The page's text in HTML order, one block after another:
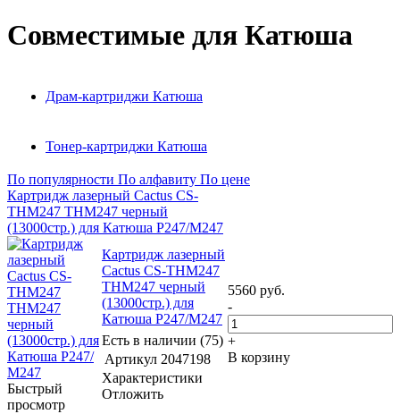
Совместимые для Катюша
Драм-картриджи Катюша
Тонер-картриджи Катюша
По популярности По алфавиту По цене
Картридж лазерный Cactus CS-
THM247 THM247 черный
(13000стр.) для Катюша Р247/М247
Быстрый
просмотр
Картридж лазерный
Cactus CS-THM247
THM247 черный
(13000стр.) для
Катюша Р247/М247
Есть в наличии (75)
Артикул 2047198
Характеристики
Отложить
5560 руб.
-
+
В корзину